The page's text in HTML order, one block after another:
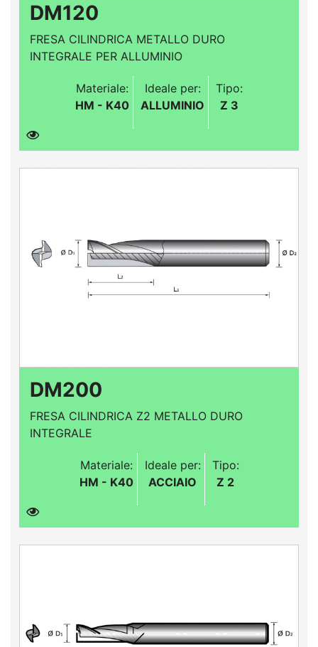
DM120
FRESA CILINDRICA METALLO DURO
INTEGRALE PER ALLUMINIO
Materiale:
HM - K40
Ideale per:
ALLUMINIO
Tipo:
Z 3
DM200
FRESA CILINDRICA Z2 METALLO DURO
INTEGRALE
Materiale:
HM - K40
Ideale per:
ACCIAIO
Tipo:
Z 2